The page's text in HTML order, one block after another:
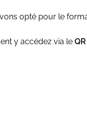
opté pour le
y accédez via le QR